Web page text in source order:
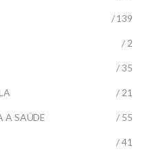
/ 139
/ 2
/ 35
/ 21
A SAÚDE / 55
/ 41